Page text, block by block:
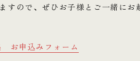
ので、ぜひお子様とご一緒にお
お申込みフォーム